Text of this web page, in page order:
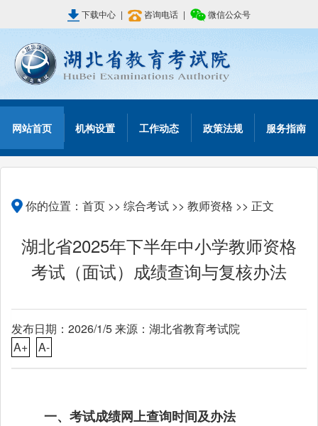
下载中心 | 咨询电话 | 微信公众号
网站首页 机构设置 工作动态 政策法规 服务指南
你的位置： 首页 >> 综合考试 >> 教师资格 >> 正文
湖北省2025年下半年中小学教师资格
考试（面试）成绩查询与复核办法
发布日期：2026/1/5 来源：湖北省教育考试院
A+
A-
一、考试成绩网上查询时间及办法